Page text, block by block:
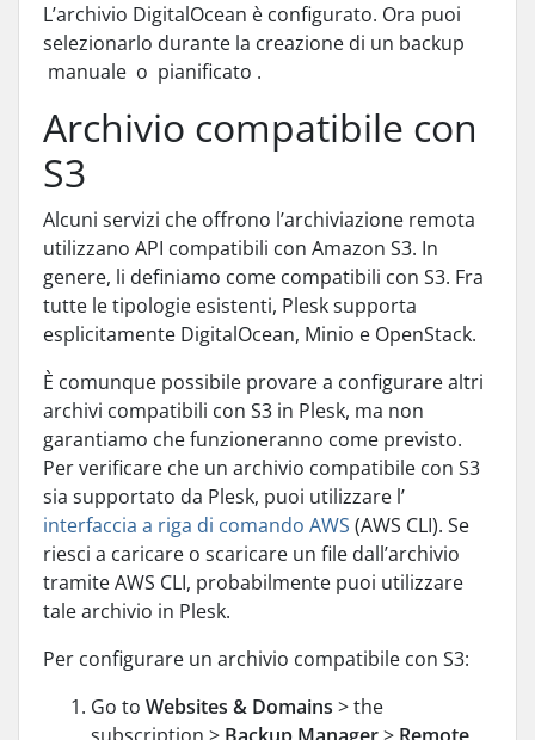
L’archivio DigitalOcean è configurato. Ora puoi
selezionarlo durante la creazione di un backup
manuale o pianificato .
Archivio compatibile con
S3
Alcuni servizi che offrono l’archiviazione remota
utilizzano API compatibili con Amazon S3. In
genere, li definiamo come compatibili con S3. Fra
tutte le tipologie esistenti, Plesk supporta
esplicitamente DigitalOcean, Minio e OpenStack.
È comunque possibile provare a configurare altri
archivi compatibili con S3 in Plesk, ma non
garantiamo che funzioneranno come previsto.
Per verificare che un archivio compatibile con S3
sia supportato da Plesk, puoi utilizzare l’
interfaccia a riga di comando AWS (AWS CLI). Se
riesci a caricare o scaricare un file dall’archivio
tramite AWS CLI, probabilmente puoi utilizzare
tale archivio in Plesk.
Per configurare un archivio compatibile con S3:
Go to Websites & Domains > the